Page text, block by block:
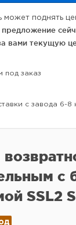
может поднять
вами текущую
под заказ
с завода 6-8
с
SSL2